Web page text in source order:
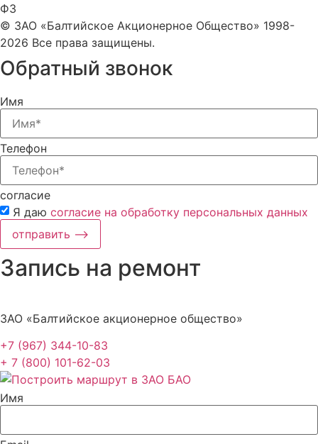
ФЗ
© ЗАО «Балтийское Акционерное Общество» 1998-
2026 Все права защищены.
Обратный звонок
Имя
Телефон
согласие
Я даю согласие на обработку персональных данных
отправить ⟶
Запись на ремонт
ЗАО «Балтийское акционерное общество»
+7 (967) 344-10-83
+ 7 (800) 101-62-03
Имя